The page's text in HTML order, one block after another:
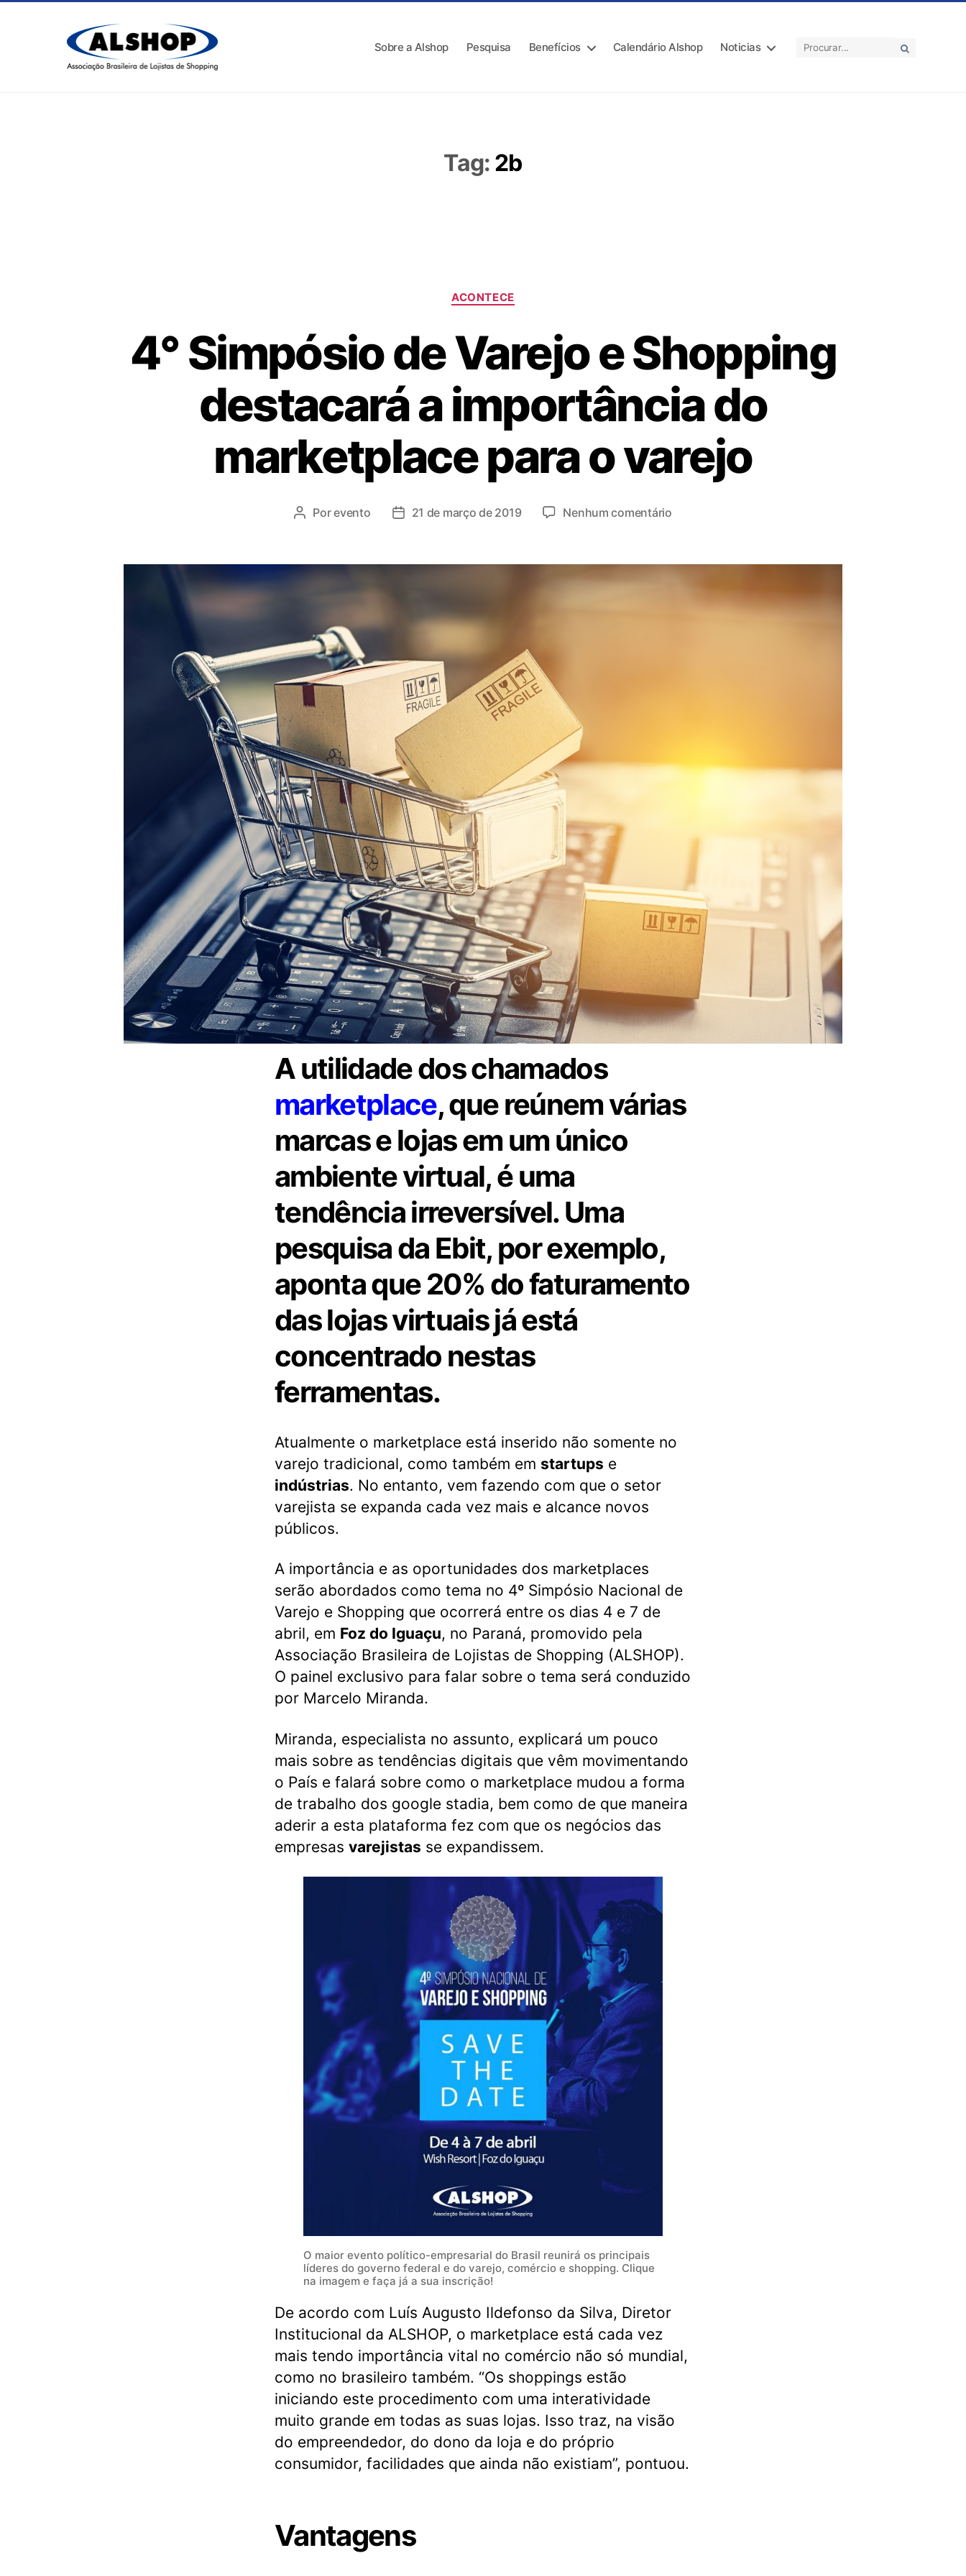
Sobre a Alshop Pesquisa Benefícios Calendário Alshop Noticias
Tag: 2b
ACONTECE
4° Simpósio de Varejo e Shopping
destacará a importância do
marketplace para o varejo
Porevento 21 de março de 2019 Nenhum comentário
A utilidade dos chamados
marketplace, que reúnem várias
marcas e lojas em um único
ambiente virtual, é uma
tendência irreversível. Uma
pesquisa da Ebit, por exemplo,
aponta que 20% do faturamento
das lojas virtuais já está
concentrado nestas
ferramentas.
Atualmente o marketplace está inserido não somente no
varejo tradicional, como também em startups e
indústrias. No entanto, vem fazendo com que o setor
varejista se expanda cada vez mais e alcance novos
públicos.
A importância e as oportunidades dos marketplaces
serão abordados como tema no 4º Simpósio Nacional de
Varejo e Shopping que ocorrerá entre os dias 4 e 7 de
abril, em Foz do Iguaçu, no Paraná, promovido pela
Associação Brasileira de Lojistas de Shopping (ALSHOP).
O painel exclusivo para falar sobre o tema será conduzido
por Marcelo Miranda.
Miranda, especialista no assunto, explicará um pouco
mais sobre as tendências digitais que vêm movimentando
o País e falará sobre como o marketplace mudou a forma
de trabalho dos google stadia, bem como de que maneira
aderir a esta plataforma fez com que os negócios das
empresas varejistas se expandissem.
O maior evento político-empresarial do Brasil reunirá os principais
líderes do governo federal e do varejo, comércio e shopping. Clique
na imagem e faça já a sua inscrição!
De acordo com Luís Augusto Ildefonso da Silva, Diretor
Institucional da ALSHOP, o marketplace está cada vez
mais tendo importância vital no comércio não só mundial,
como no brasileiro também. “Os shoppings estão
iniciando este procedimento com uma interatividade
muito grande em todas as suas lojas. Isso traz, na visão
do empreendedor, do dono da loja e do próprio
consumidor, facilidades que ainda não existiam”, pontuou.
Vantagens